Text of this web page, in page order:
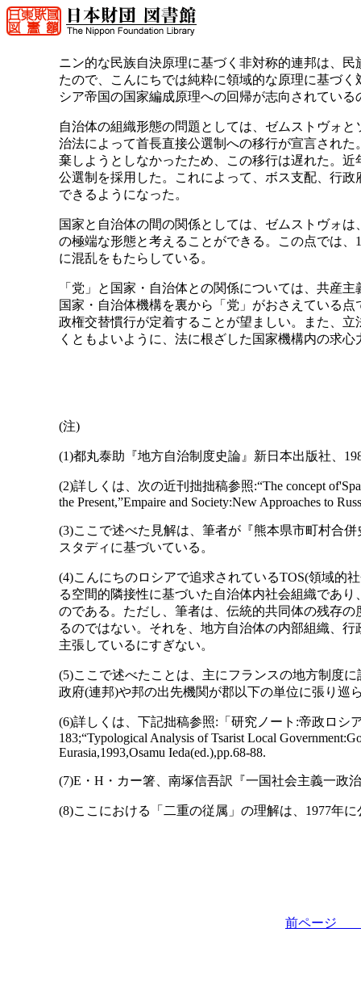
ニン的な民族自決原理に基づく非対称的連邦は、
たので、こんにちでは純粋に領域的な原理に基づ
シア帝国の国家編成原理への回帰が志向されている
自治体の組織形態の問題としては、ゼムストヴォ
治法によって首長直接公選制への移行が宣言され
棄しようとしなかったため、この移行は遅れた。
公選制を採用した。これによって、ボス支配、行
できるようになった。
国家と自治体の間の関係としては、ゼムストヴォ
の極端な形態と考えることができる。この点では
に混乱をもたらしている。
「党」と国家・自治体との関係については、共産
国家・自治体機構を裏から「党」がおさえている
政権交替慣行が定着することが望ましい。また、
くともよいように、法に根ざした国家機構内の求
(注)
(1)都丸泰助『地方自治制度史論』新日本出版社、
(2)詳しくは、次の近刊拙拙稿参照:“The concept
the Present,”Empaire and Society:New Approaches to
(3)ここで述べた見解は、筆者が『熊本県市町村合
スタディに基づいている。
(4)こんにちのロシアで追求されているTOS(領域的
る空間的隣接性に基づいた自治体内社会組織であ
のである。ただし、筆者は、伝統的共同体の残存
るのではない。それを、地方自治体の内部組織、
主張しているにすぎない。
(5)ここで述べたことは、主にフランスの地方制度
政府(連邦)や邦の出先機関が郡以下の単位に張り巡
(6)詳しくは、下記拙稿参照:「研究ノート:帝政ロシ
183;“Typological Analysis of Tsarist Local
Eurasia,1993,Osamu Ieda(ed.),pp.68-88.
(7)E・H・カー箸、南塚信吾訳『一国社会主義一政
(8)ここにおける「二重の従属」の理解は、1977年
前ペー